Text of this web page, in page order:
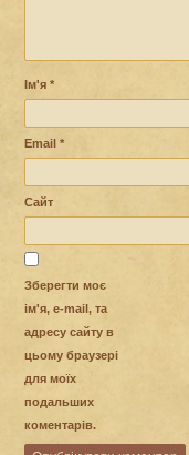
Ім'я *
Email *
Сайт
Зберегти моє
ім'я, e-mail, та
адресу сайту в
цьому браузері
для моїх
подальших
коментарів.